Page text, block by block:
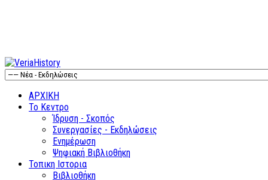
ΑΡΧΙΚΗ
Το Κεντρο
Ίδρυση - Σκοπός
Συνεργασίες - Εκδηλώσεις
Ενημέρωση
Ψηφιακή Βιβλιοθήκη
Τοπικη Ιστορια
Βιβλιοθήκη